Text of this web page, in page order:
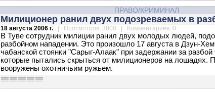
ПРАВО/КРИМИНАЛ
Милиционер ранил двух подозреваемых в
18 августа 2006 г. | Просмотров: 3800 | Комментариев: 0
В Туве сотрудник милиции ранил двух молодых людей,
разбойном нападении. Это произошло 17 августа в Дзун-
чабанской стоянки "Сарыг-Алаак" при задержании за разбой
которые пытались скрыться от милиционеров на лошадях.
вооружены охотничьим ружьем.